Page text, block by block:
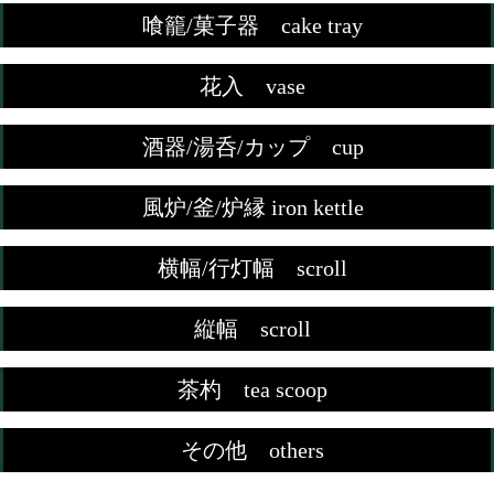
喰籠/菓子器 cake tray
花入 vase
酒器/湯呑/カップ cup
風炉/釜/炉縁 iron kettle
横幅/行灯幅 scroll
縦幅 scroll
茶杓 tea scoop
その他 others